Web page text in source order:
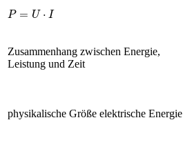
P= ·I
Zusammenhang zwischen Energie,
Leistung und Zeit
physikalische Größe elektrische Energie